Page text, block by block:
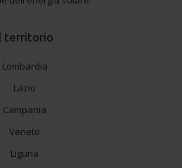
territorio
Lombardia
Lazio
Campania
Veneto
Liguria